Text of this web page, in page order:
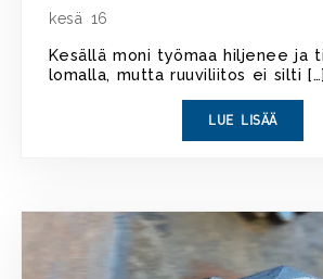
kesä 16
Kesällä moni työmaa hiljenee ja
lomalla, mutta ruuviliitos ei silti […]
LUE LISÄÄ